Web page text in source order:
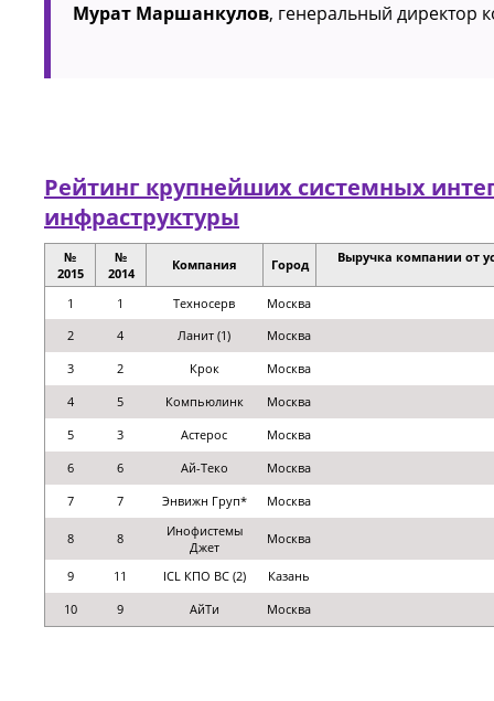
Мурат Маршанкулов, генеральный директор
Рейтинг крупнейших системных
инфраструктуры
№
2015
№
2014
Компания Город Выручка компании от
1 1 Техносерв
Москва
2
4 Ланит (1)
Москва
3
2 Крок
Москва
4
5 Компьюлинк
Москва
5
3 Астерос
Москва
6
6 Ай-Теко
Москва
7
7 Энвижн Груп* Москва
8 8
Инофистемы
Джет
Москва
9 11 ICL КПО ВС (2)
Казань
10
9 АйТи Москва